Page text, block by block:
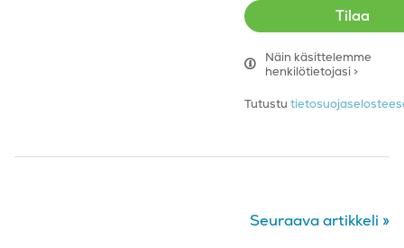
Näin käsittelemme
henkilötietojasi >
Tutustu
Seuraava artikkeli »